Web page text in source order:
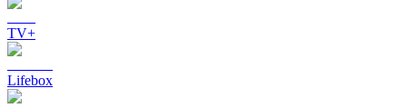
TV+
Lifebox